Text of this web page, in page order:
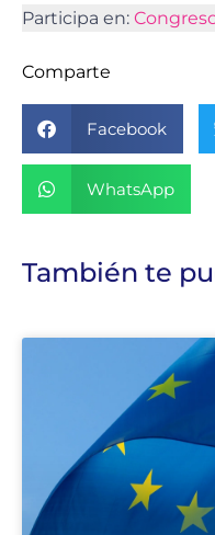
Participa en:
Comparte
Facebook
WhatsApp
También te